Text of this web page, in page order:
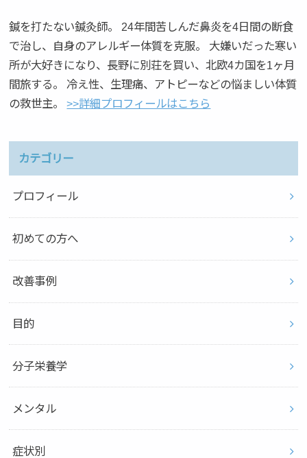
鍼を打たない鍼灸師。 24年間苦しんだ鼻炎を4日間の断食
で治し、自身のアレルギー体質を克服。 大嫌いだった寒い
所が大好きになり、長野に別荘を買い、北欧4カ国を1ヶ月
間旅する。 冷え性、生理痛、アトピーなどの悩ましい体質
の救世主。>>詳細プロフィールはこちら
カテゴリー
プロフィール
初めての方へ
改善事例
目的
分子栄養学
メンタル
症状別